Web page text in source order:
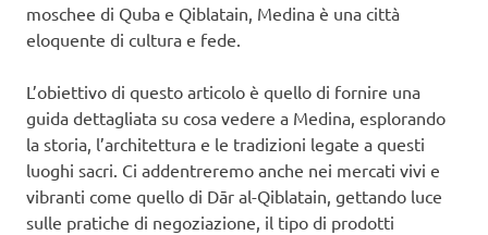
moschee di Quba e Qiblatain, Medina è una città
eloquente di cultura e fede.
L’obiettivo di questo articolo è quello di fornire una
guida dettagliata su cosa vedere a Medina, esplorando
la storia, l’architettura e le tradizioni legate a questi
luoghi sacri. Ci addentreremo anche nei mercati vivi e
vibranti come quello di Dār al-Qiblatain, gettando luce
sulle pratiche di negoziazione, il tipo di prodotti